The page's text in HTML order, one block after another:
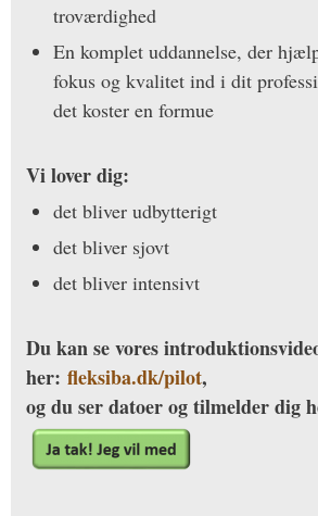
troværdighed
En komplet uddannelse, der
fokus og kvalitet ind i dit
det koster en formue
Vi lover dig:
det bliver udbytterigt
det bliver sjovt
det bliver intensivt
Du kan se vores
her: fleksiba.dk/pilot,
og du ser datoer og tilmelder dig